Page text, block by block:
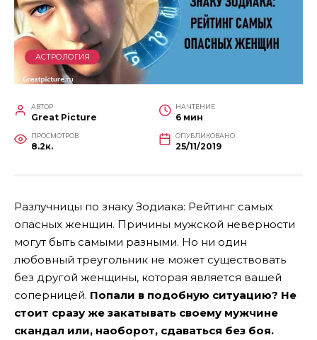
АСТРОЛОГИЯ
АВТОР
Great Picture
НА ЧТЕНИЕ
6 мин
ПРОСМОТРОВ
8.2к.
ОПУБЛИКОВАНО
25/11/2019
Разлучницы по знаку Зодиака: Рейтинг самых
опасных женщин. Причины мужской неверности
могут быть самыми разными. Но ни один
любовный треугольник не может существовать
без другой женщины, которая является вашей
соперницей. Попали в подобную ситуацию? Не
стоит сразу же закатывать своему мужчине
скандал или, наоборот, сдаваться без боя.